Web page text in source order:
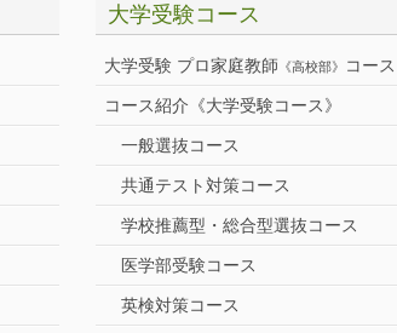
大学受験コース
大学受験 プロ家庭教師 《高校部》 コー
コース紹介《大学受験コース》
一般選抜コース
共通テスト対策コース
学校推薦型・総合型選抜コース
医学部受験コース
英検対策コース